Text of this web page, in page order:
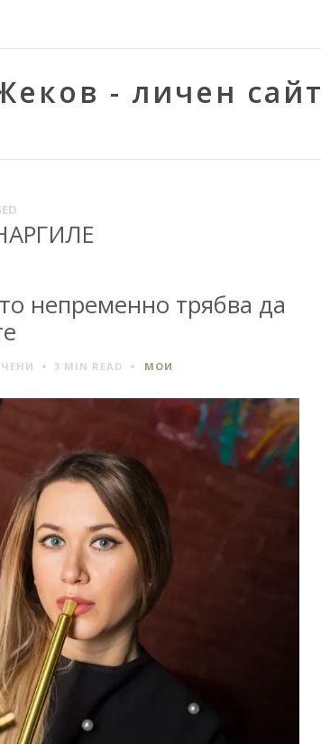
- личен сайт
непременно трябва да
ЗА
ВКУСОВЕ
КОИТО
НЕПРЕМЕННО
ТРЯБВА
ДА
ОПИТАТЕ
3 MIN READ МОИ